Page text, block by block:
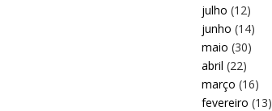
julho (12)
junho (14)
maio (30)
abril (22)
março (16)
fevereiro (13)